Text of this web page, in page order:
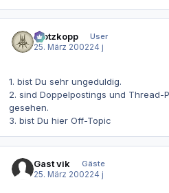
Klotzkopp
User
25. März 200224 j
1. bist Du sehr ungeduldig.
2. sind Doppelpostings und Thread-
gesehen.
3. bist Du hier Off-Topic
Gast vik
Gäste
25. März 200224 j